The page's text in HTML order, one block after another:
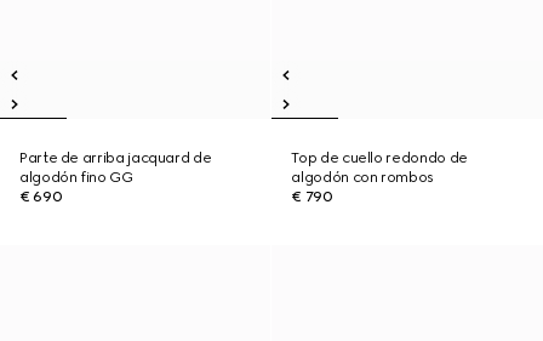
Parte de arriba jacquard de
algodón fino GG
€ 690
Top de cuello redondo de
algodón con rombos
€ 790